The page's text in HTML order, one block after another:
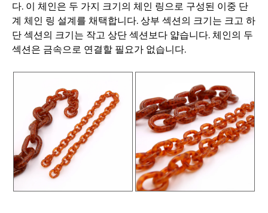
다. 이 체인은 두 가지 크기의 체인 링으로 구성된 이중 단
계 체인 링 설계를 채택합니다. 상부 섹션의 크기는 크고 하
단 섹션의 크기는 작고 상단 섹션보다 얇습니다. 체인의 두
섹션은 금속으로 연결할 필요가 없습니다.